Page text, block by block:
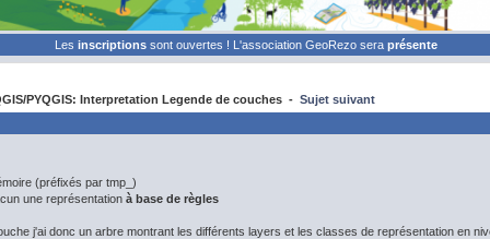
Les inscriptions sont ouvertes ! L'association GeoRezo sera présente
PYQGIS: Interpretation Legende de couches - Sujet suivant
(préfixés par tmp_)
une représentation à base de règles
j'ai donc un arbre montrant les différents layers et les classes de représentation en